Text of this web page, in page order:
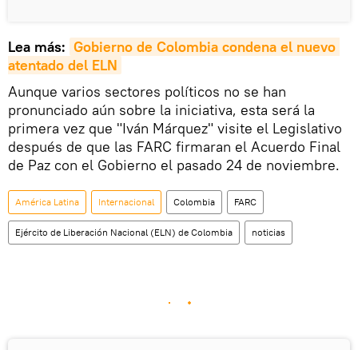
Lea más: Gobierno de Colombia condena el nuevo
atentado del ELN
Aunque varios sectores políticos no se han
pronunciado aún sobre la iniciativa, esta será la
primera vez que "Iván Márquez" visite el Legislativo
después de que las FARC firmaran el Acuerdo Final
de Paz con el Gobierno el pasado 24 de noviembre.
América Latina Internacional Colombia FARC
Ejército de Liberación Nacional (ELN) de Colombia noticias